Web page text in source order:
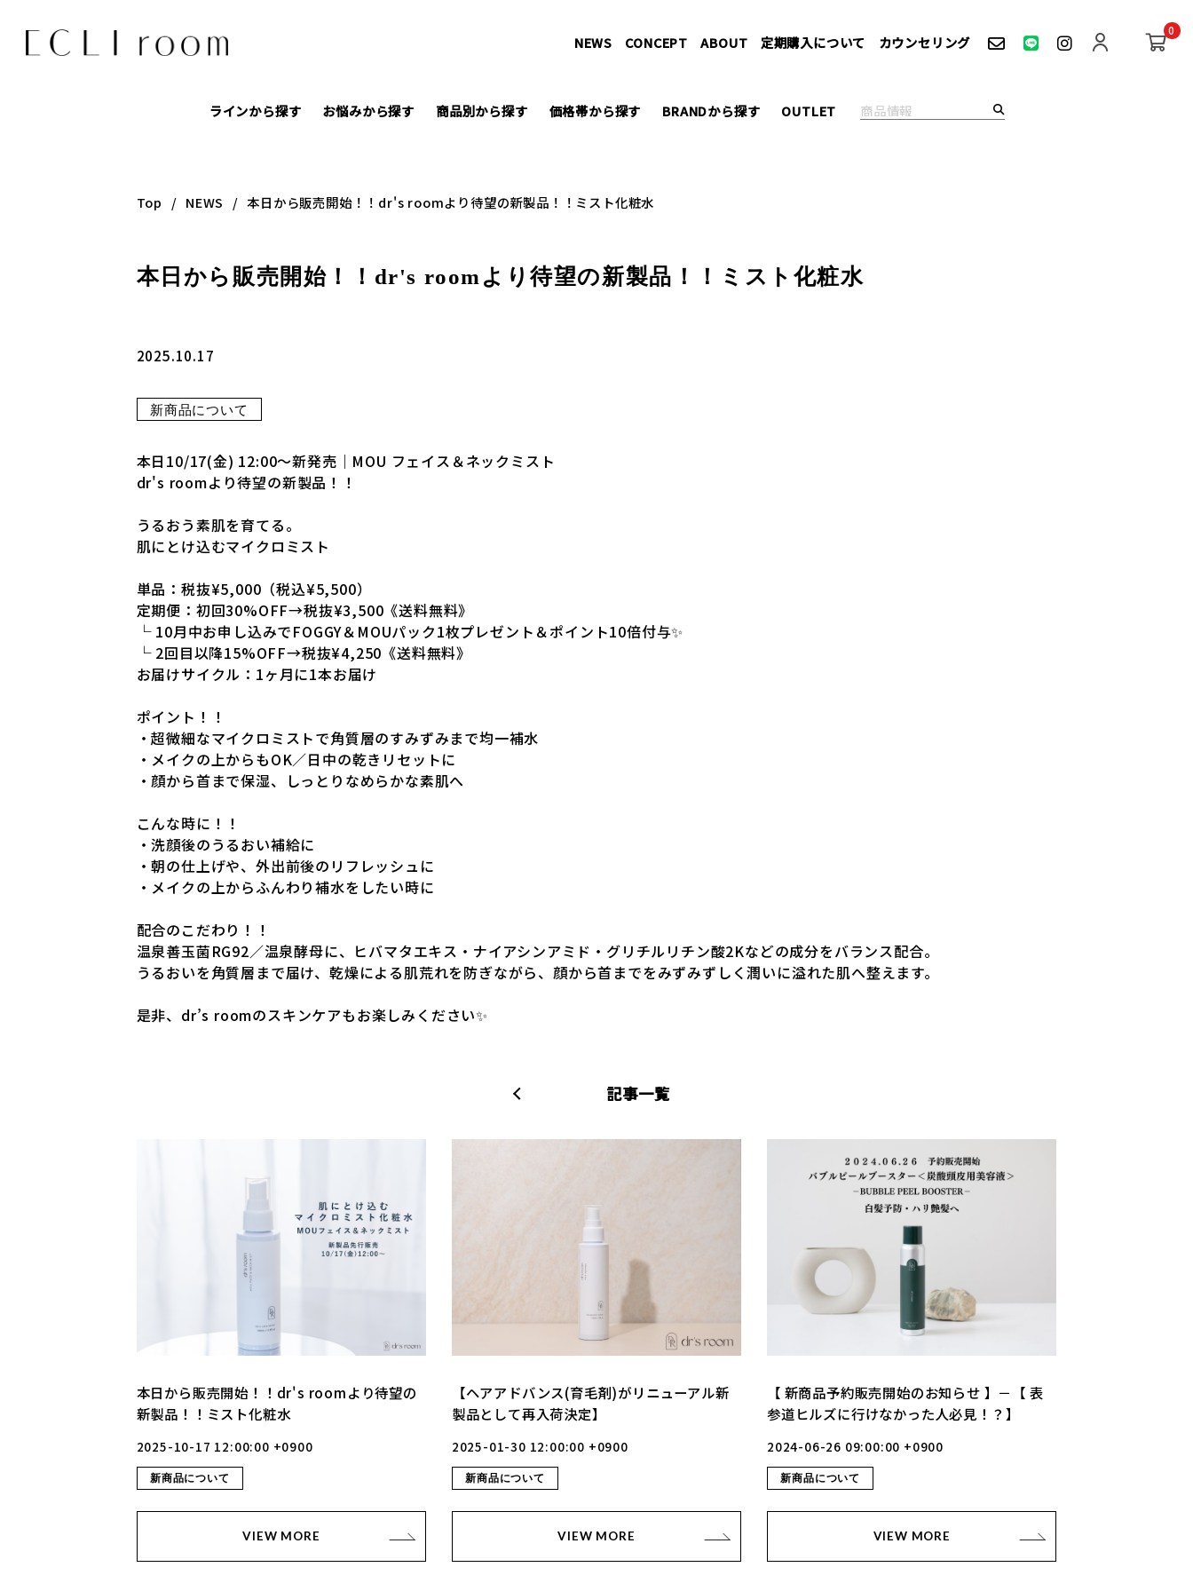
NEWS CONCEPT ABOUT 定期購入について カウンセリング
0
ラインから探す お悩みから探す 商品別から探す 価格帯から探す BRANDから探す OUTLET
Top NEWS 本日から販売開始！！dr's roomより待望の新製品！！ミスト化粧水
本日から販売開始！！dr's roomより待望の新製品！！ミスト化粧水
2025.10.17
新商品について
本日10/17(金) 12:00～新発売｜MOU フェイス＆ネックミスト
dr's roomより待望の新製品！！
うるおう素肌を育てる。
肌にとけ込むマイクロミスト
単品：税抜¥5,000（税込¥5,500）
定期便：初回30%OFF→税抜¥3,500《送料無料》
└ 10月中お申し込みでFOGGY＆MOUパック1枚プレゼント＆ポイント10倍付与✨
└ 2回目以降15%OFF→税抜¥4,250《送料無料》
お届けサイクル：1ヶ月に1本お届け
ポイント！！
・超微細なマイクロミストで角質層のすみずみまで均一補水
・メイクの上からもOK／日中の乾きリセットに
・顔から首まで保湿、しっとりなめらかな素肌へ
こんな時に！！
・洗顔後のうるおい補給に
・朝の仕上げや、外出前後のリフレッシュに
・メイクの上からふんわり補水をしたい時に
配合のこだわり！！
温泉善玉菌RG92／温泉酵母に、ヒバマタエキス・ナイアシンアミド・グリチルリチン酸2Kなどの成分をバランス配合。
うるおいを角質層まで届け、乾燥による肌荒れを防ぎながら、顔から首までをみずみずしく潤いに溢れた肌へ整えます。
是非、dr’s roomのスキンケアもお楽しみください✨
記事一覧
本日から販売開始！！dr's roomより待望の
新製品！！ミスト化粧水
2025-10-17 12:00:00 +0900
新商品について
VIEW MORE
【ヘアアドバンス(育毛剤)がリニューアル新
製品として再入荷決定】
2025-01-30 12:00:00 +0900
新商品について
VIEW MORE
【 新商品予約販売開始のお知らせ 】－【 表
参道ヒルズに行けなかった人必見！？】
2024-06-26 09:00:00 +0900
新商品について
VIEW MORE